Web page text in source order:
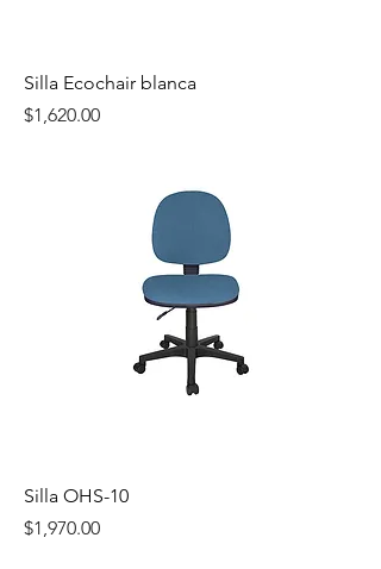
Silla Ecochair blanca
Precio
$1,620.00
Silla OHS-10
Precio
$1,970.00